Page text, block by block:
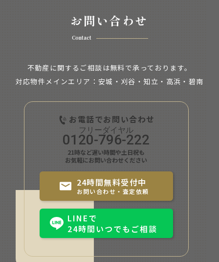
お問い合わせ
Contact
不動産に関するご相談は無料で承っております。
対応物件メインエリア：安城・刈谷・知立・ 高浜・碧南
お電話でお問い合わせ
0120-796-222
21時など遅い時間や土日祝も
お気軽にお問い合わせください
24時間無料受付中
お問い合わせ・査定依頼
LINEで
24時間いつでもご相談